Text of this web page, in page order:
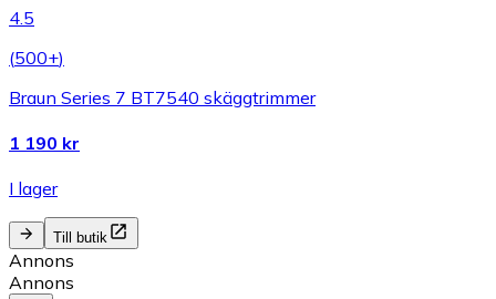
4.5
(500+)
Braun Series 7 BT7540 skäggtrimmer
1 190 kr
I lager
Till butik
Annons
Annons